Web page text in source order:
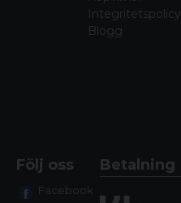
Integritetspolicy
Blogg
Följ oss
Facebook
Betalning